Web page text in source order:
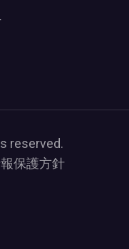
reserved.
保護方針